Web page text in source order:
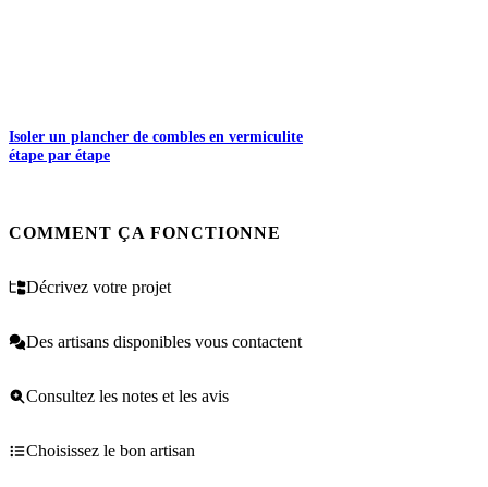
Isoler un plancher de combles en vermiculite
étape par étape
COMMENT ÇA FONCTIONNE
Décrivez votre projet
Des artisans disponibles vous contactent
Consultez les notes et les avis
Choisissez le bon artisan